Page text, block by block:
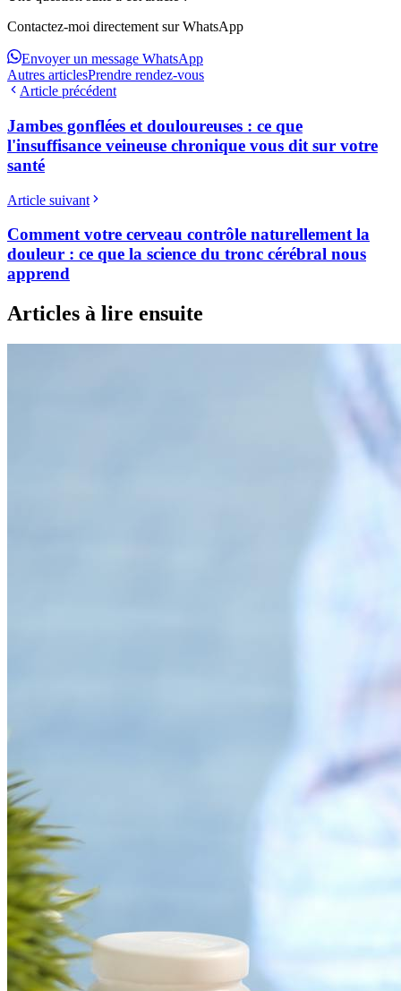
Contactez-moi directement sur WhatsApp
Envoyer un message WhatsApp
Autres articlesPrendre rendez-vous
Article précédent
Jambes gonflées et douloureuses : ce que
l'insuffisance veineuse chronique vous dit sur votre
santé
Article suivant
Comment votre cerveau contrôle naturellement la
douleur : ce que la science du tronc cérébral nous
apprend
Articles à lire ensuite